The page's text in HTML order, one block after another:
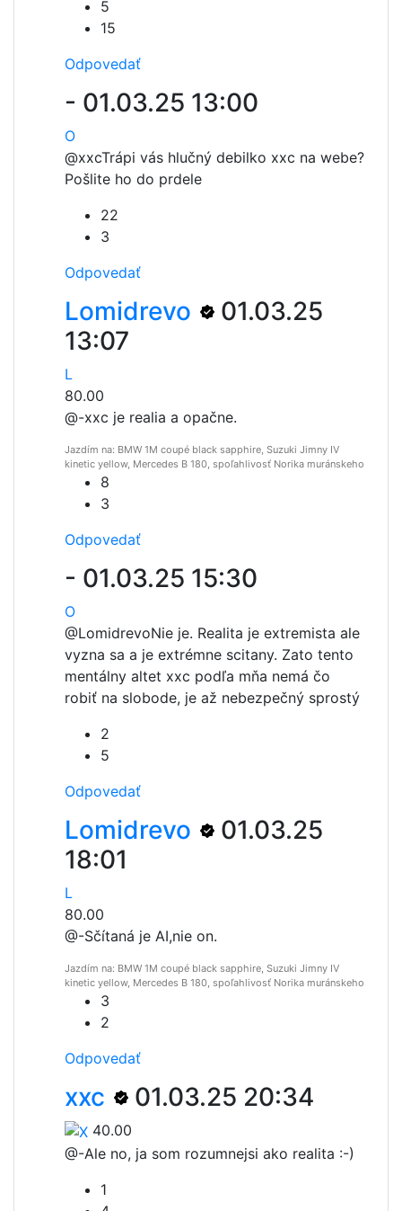
5
15
Odpovedať
- 01.03.25 13:00
O
@xxcTrápi vás hlučný debilko xxc na webe?
Pošlite ho do prdele
22
3
Odpovedať
Lomidrevo
01.03.25
13:07
L
80.00
@-xxc je realia a opačne.
Jazdím na: BMW 1M coupé black sapphire, Suzuki Jimny IV
kinetic yellow, Mercedes B 180, spoľahlivosť Norika muránskeho
8
3
Odpovedať
- 01.03.25 15:30
O
@LomidrevoNie je. Realita je extremista ale
vyzna sa a je extrémne scitany. Zato tento
mentálny altet xxc podľa mňa nemá čo
robiť na slobode, je až nebezpečný sprostý
2
5
Odpovedať
Lomidrevo
01.03.25
18:01
L
80.00
@-Sčítaná je AI,nie on.
Jazdím na: BMW 1M coupé black sapphire, Suzuki Jimny IV
kinetic yellow, Mercedes B 180, spoľahlivosť Norika muránskeho
3
2
Odpovedať
xxc 01.03.25 20:34
40.00
@-Ale no, ja som rozumnejsi ako realita :-)
1